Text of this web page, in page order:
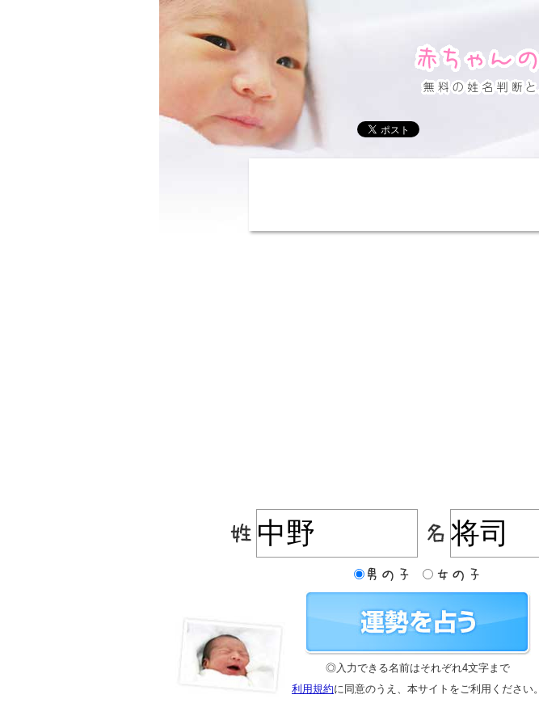
◎入力できる名前はそれぞれ4文字まで
利用規約に同意のうえ、本サイトをご利用ください。